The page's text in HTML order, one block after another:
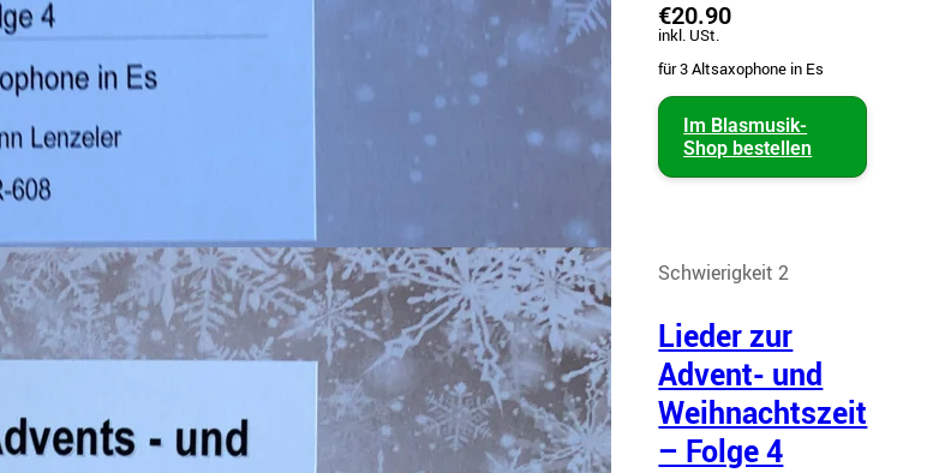
€20.90
inkl. USt.
für 3 Altsaxophone in Es
Im Blasmusik-
Shop bestellen
Schwierigkeit 2
Lieder zur
Advent- und
Weihnachtszeit
– Folge 4